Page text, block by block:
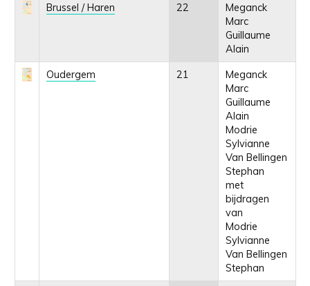
Brussel / Haren 22
Meganck
Marc
Guillaume
Alain
Oudergem 21
Meganck
Marc
Guillaume
Alain
Modrie
Sylvianne
Van Bellingen
Stephan
met
bijdragen
van
Modrie
Sylvianne
Van Bellingen
Stephan